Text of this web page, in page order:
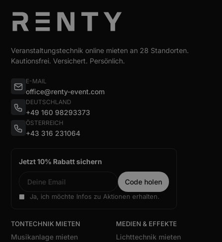
Veranstaltungstechnik online mieten an 28 Standorten.
Kautionsfrei. Versichert. Persönlich.
E-MAIL
office@renty-event.com
DEUTSCHLAND
+49 160 98293373
ÖSTERREICH
+43 316 231064
Jetzt 10% Rabatt sichern
Ja, ich möchte Infos zu Aktionen erhalten.
TONTECHNIK MIETEN
Musikanlage mieten
MEDIEN & EFFEKTE
Lichttechnik mieten